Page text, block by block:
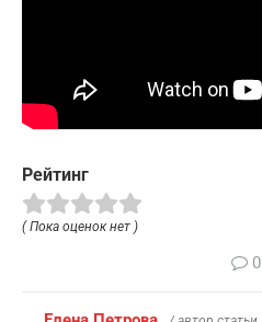
Рейтинг
( Пока оценок нет )
0